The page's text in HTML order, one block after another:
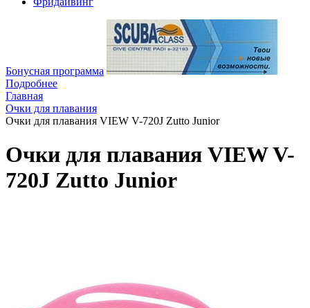
Бонусная программа
Подробнее
Главная
Очки для плавания
Очки для плавания VIEW V-720J Zutto Junior
Очки для плавания VIEW V-
720J Zutto Junior